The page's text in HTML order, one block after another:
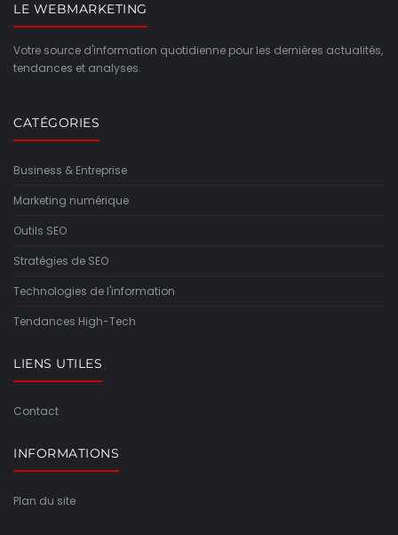
LE WEBMARKETING
Votre source d'information quotidienne pour les dernières actualités,
tendances et analyses.
CATÉGORIES
Business & Entreprise
Marketing numérique
Outils SEO
Stratégies de SEO
Technologies de l'information
Tendances High-Tech
LIENS UTILES
Contact
INFORMATIONS
Plan du site